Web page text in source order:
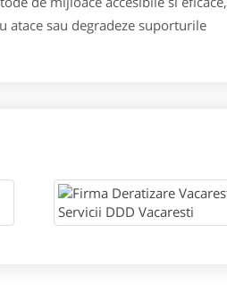
atace sau degradeze suporturile